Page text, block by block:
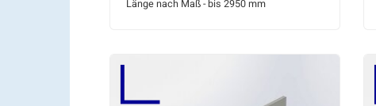
Länge nach Maß - bis 2950 mm